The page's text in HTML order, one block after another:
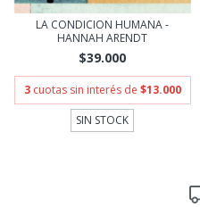
LA CONDICION HUMANA -
HANNAH ARENDT
$39.000
3 cuotas sin interés de $13.000
SIN STOCK